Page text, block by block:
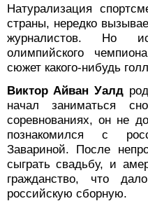
Натурализация
страны, нередко
журналистов. Но
олимпийского
сюжет какого-нибудь
Виктор Айван Уалд
начал заниматься
соревнованиях, он не
познакомился с
Завариной. После
сыграть свадьбу, и
гражданство, что
российскую сборную.